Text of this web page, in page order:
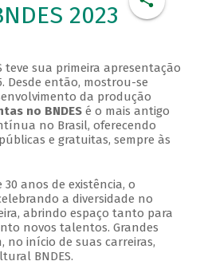
2023
teve sua primeira apresentação
Desde então, mostrou-se
da produção
no BNDESé o mais antigo
no Brasil, oferecendo
e gratuitas, sempre às
anos de existência, o
a diversidade no
abrindo espaço tanto para
novos talentos. Grandes
no início de suas carreiras,
BNDES.